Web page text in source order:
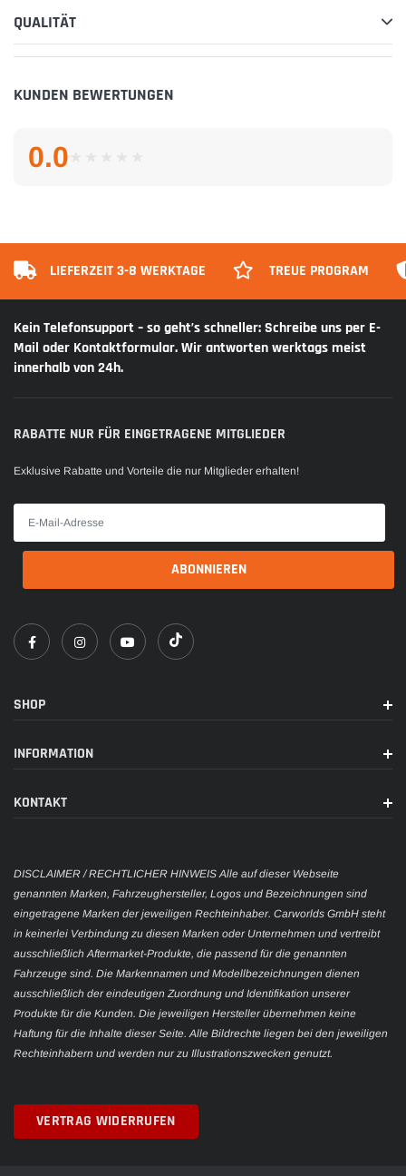
QUALITÄT
KUNDEN BEWERTUNGEN
0.0
LIEFERZEIT 3-8 WERKTAGE TREUE PROGRAM
Kein Telefonsupport – so geht’s schneller: Schreibe uns per E-
Mail oder Kontaktformular. Wir antworten werktags meist
innerhalb von 24h.
RABATTE NUR FÜR EINGETRAGENE MITGLIEDER
Exklusive Rabatte und Vorteile die nur Mitglieder erhalten!
SHOP
INFORMATION
KONTAKT
DISCLAIMER / RECHTLICHER HINWEIS Alle auf dieser Webseite
genannten Marken, Fahrzeughersteller, Logos und Bezeichnungen sind
eingetragene Marken der jeweiligen Rechteinhaber. Carworlds GmbH steht
in keinerlei Verbindung zu diesen Marken oder Unternehmen und vertreibt
ausschließlich Aftermarket-Produkte, die passend für die genannten
Fahrzeuge sind. Die Markennamen und Modellbezeichnungen dienen
ausschließlich der eindeutigen Zuordnung und Identifikation unserer
Produkte für die Kunden. Die jeweiligen Hersteller übernehmen keine
Haftung für die Inhalte dieser Seite. Alle Bildrechte liegen bei den jeweiligen
Rechteinhabern und werden nur zu Illustrationszwecken genutzt.
VERTRAG WIDERRUFEN